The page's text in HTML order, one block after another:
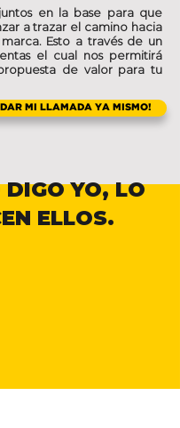
en la base para que
a trazar el camino hacia
Esto a través de un
el cual nos permitirá
de valor para tu
MI LLAMADA YA MISMO!
DIGO YO, LO
ELLOS.